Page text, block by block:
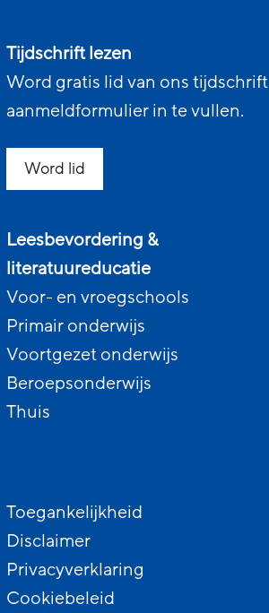
Tijdschrift lezen
Word gratis lid van ons
aanmeldformulier in te vullen.
Word lid
Leesbevordering &
literatuureducatie
Voor- en vroegschools
Primair onderwijs
Voortgezet onderwijs
Beroepsonderwijs
Thuis
Toegankelijkheid
Disclaimer
Privacyverklaring
Cookiebeleid